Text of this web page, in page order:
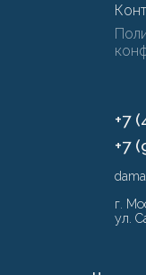
+7
+7
г.
ул.